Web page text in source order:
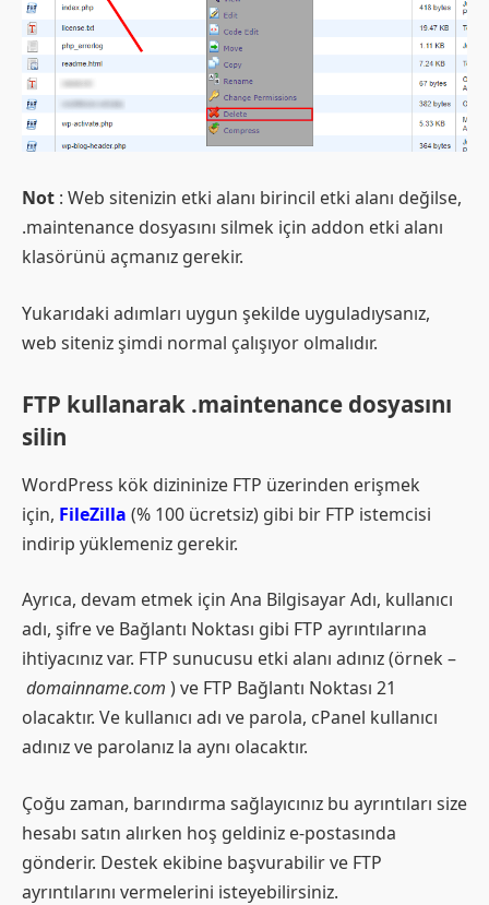
Not : Web sitenizin etki alanı birincil etki alanı değilse,
.maintenance dosyasını silmek için addon etki alanı
klasörünü açmanız gerekir.
Yukarıdaki adımları uygun şekilde uyguladıysanız,
web siteniz şimdi normal çalışıyor olmalıdır.
FTP kullanarak .maintenance dosyasını
silin
WordPress kök dizininize FTP üzerinden erişmek
için, FileZilla (% 100 ücretsiz) gibi bir FTP istemcisi
indirip yüklemeniz gerekir.
Ayrıca, devam etmek için Ana Bilgisayar Adı, kullanıcı
adı, şifre ve Bağlantı Noktası gibi FTP ayrıntılarına
ihtiyacınız var. FTP sunucusu etki alanı adınız (örnek –
domainname.com ) ve FTP Bağlantı Noktası 21
olacaktır. Ve kullanıcı adı ve parola, cPanel kullanıcı
adınız ve parolanız la aynı olacaktır.
Çoğu zaman, barındırma sağlayıcınız bu ayrıntıları size
hesabı satın alırken hoş geldiniz e-postasında
gönderir. Destek ekibine başvurabilir ve FTP
ayrıntılarını vermelerini isteyebilirsiniz.